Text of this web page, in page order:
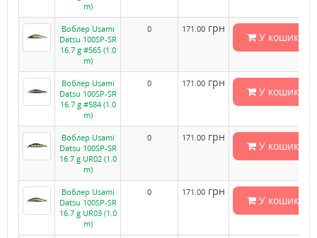
m)
Воблер Usami
Datsu 100SP-SR
16.7 g #565 (1.0
m)
0 171.00 грн
У кошик
Воблер Usami
Datsu 100SP-SR
16.7 g #584 (1.0
m)
0 171.00 грн
У кошик
Воблер Usami
Datsu 100SP-SR
16.7 g UR02 (1.0
m)
0 171.00 грн
У кошик
Воблер Usami
Datsu 100SP-SR
16.7 g UR03 (1.0
m)
0 171.00 грн
У кошик